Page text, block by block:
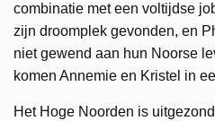
combinatie met een voltijdse
zijn droomplek gevonden, en
niet gewend aan hun Noorse
komen Annemie en Kristel in
Het Hoge Noorden is